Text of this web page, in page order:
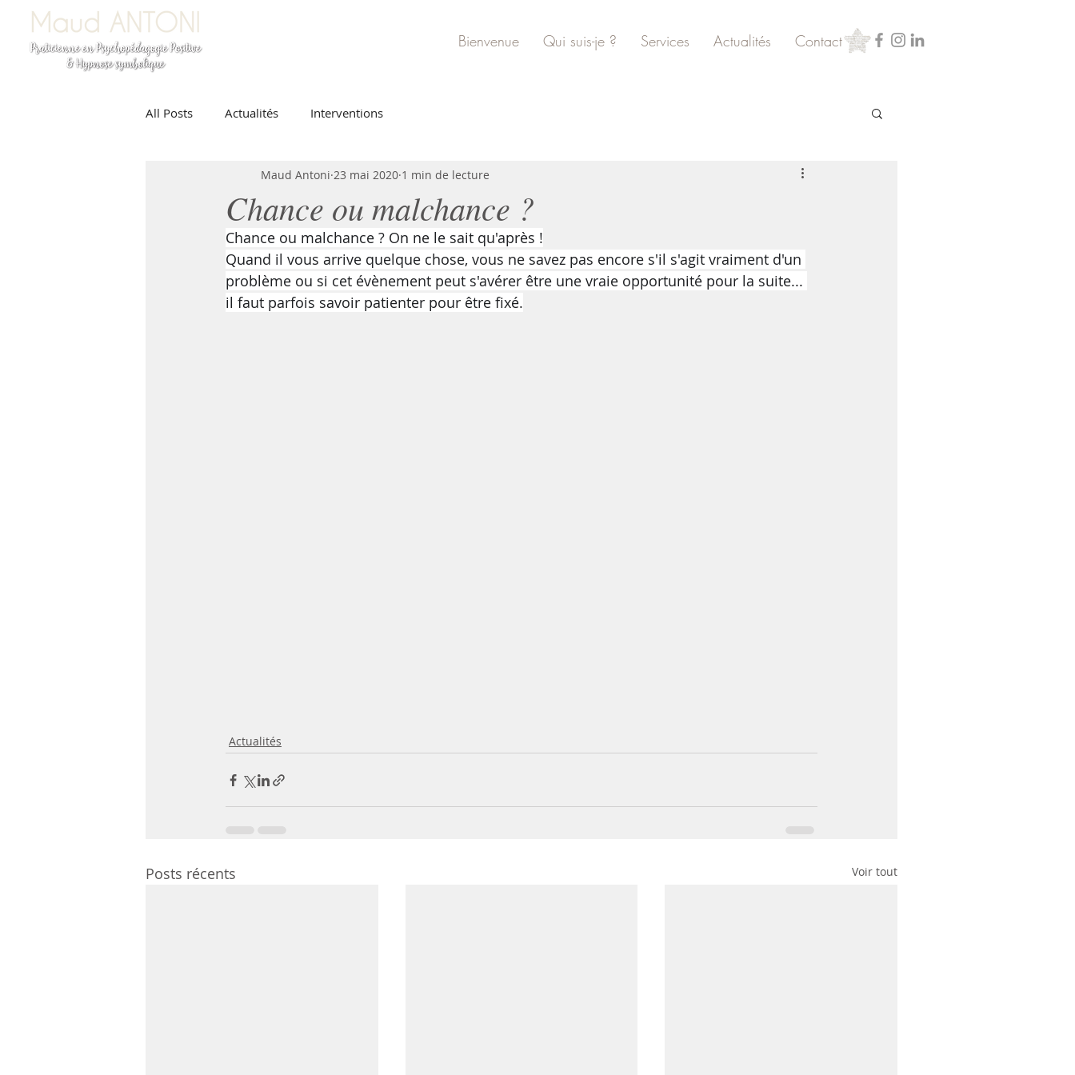
Bienvenue Qui suis-je ? Services Actualités Contact
All Posts Actualités Interventions
Chance ou malchance ?
Maud Antoni 23 mai 2020 1 min de lecture
Chance ou malchance ? On ne le sait qu'après !
Quand il vous arrive quelque chose, vous ne savez pas encore s'il s'agit vraiment d'un
problème ou si cet évènement peut s'avérer être une vraie opportunité pour la suite...
il faut parfois savoir patienter pour être fixé.
Actualités
Posts récents Voir tout